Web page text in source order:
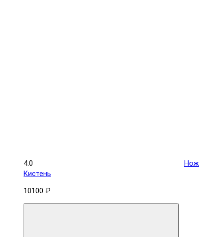
4.0
Нож
Кистень
10100 ₽